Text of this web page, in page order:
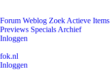
Forum Weblog Zoek Actieve Items
Previews Specials Archief
Inloggen
fok.nl
Inloggen